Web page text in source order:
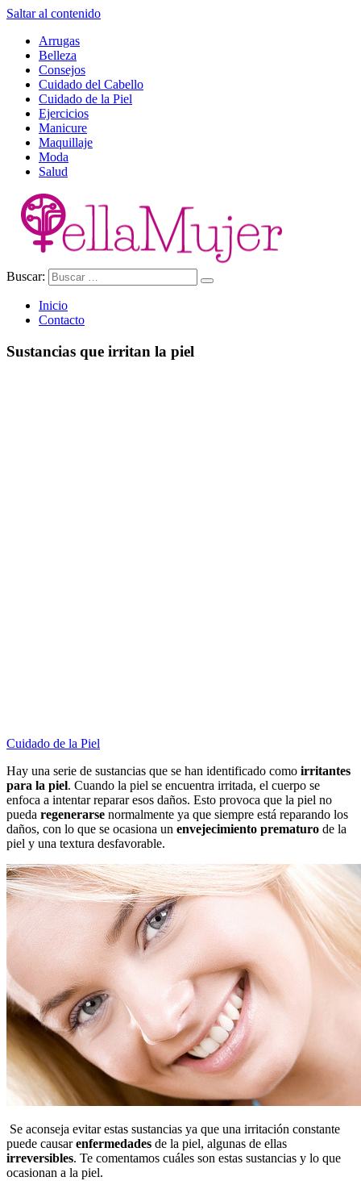
Saltar al contenido
Arrugas
Belleza
Consejos
Cuidado del Cabello
Cuidado de la Piel
Ejercicios
Manicure
Maquillaje
Moda
Salud
Ella Mujer
Buscar:
Inicio
Contacto
Sustancias que irritan la piel
Cuidado de la Piel
Hay una serie de sustancias que se han identificado como irritantes
para la piel. Cuando la piel se encuentra irritada, el cuerpo se
enfoca a intentar reparar esos daños. Esto provoca que la piel no
pueda regenerarse normalmente ya que siempre está reparando los
daños, con lo que se ocasiona un envejecimiento prematuro de la
piel y una textura desfavorable.
Se aconseja evitar estas sustancias ya que una irritación constante
puede causarenfermedades de la piel, algunas de ellas
irreversibles. Te comentamos cuáles son estas sustancias y lo que
ocasionan a la piel.